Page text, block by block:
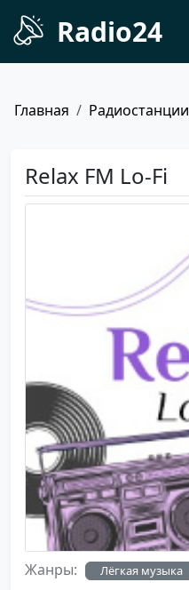
Radio24
Главная Радиостанции
Relax FM Lo-Fi
Жанры: Лёгкая музыка